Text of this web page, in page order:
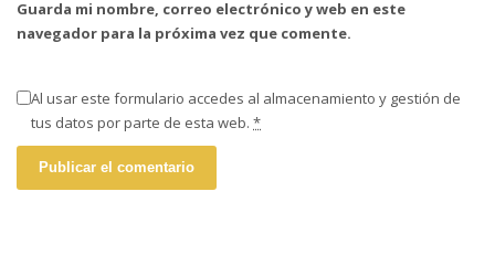
Guarda mi nombre, correo electrónico y web en este
navegador para la próxima vez que comente.
Al usar este formulario accedes al almacenamiento y gestión de
tus datos por parte de esta web. *